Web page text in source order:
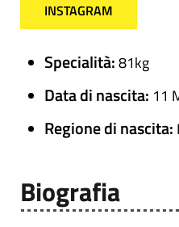
INSTAGRAM
Specialità:81kg
Data di nascita: 11
Regione di nascita:
Biografia